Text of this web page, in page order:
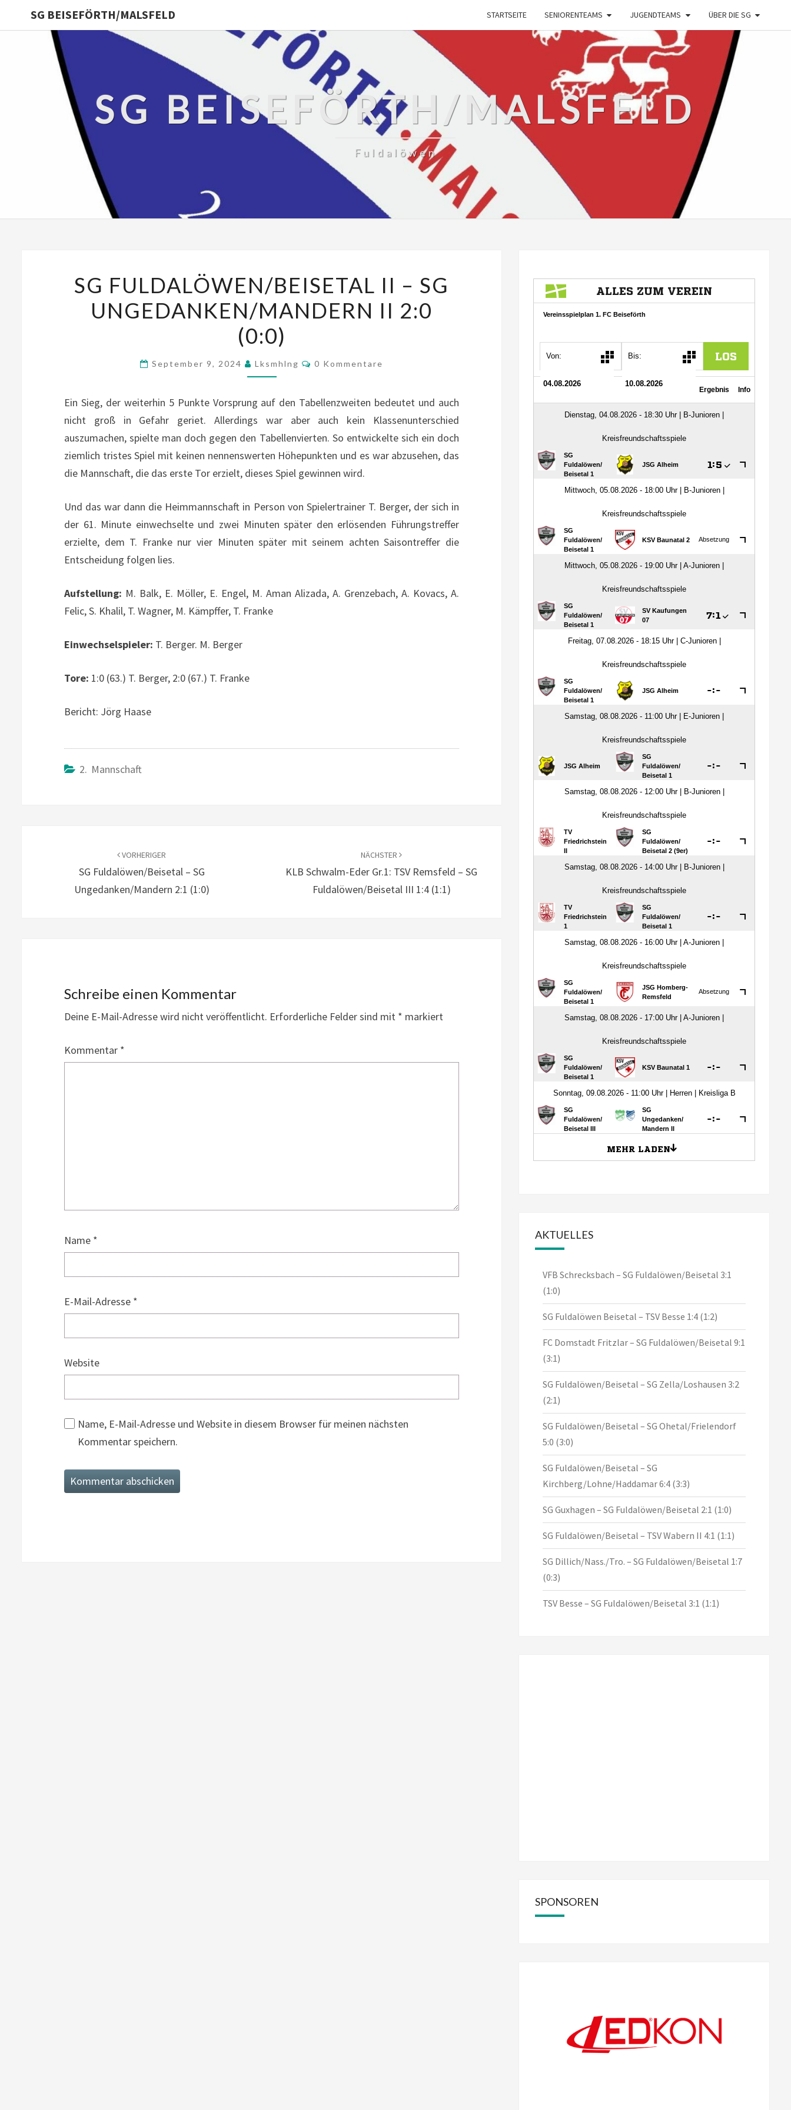
SG BEISEFÖRTH/MALSFELD STARTSEITE SENIORENTEAMS JUGENDTEAMS ÜBER DIE SG
SG BEISEFÖRTH/MALSFELD
Fuldalöwen
FULDALÖWEN/BEISETAL
II
–
SG
II
(0:0)
SG FULDALÖWEN/BEISETAL II – SG
UNGEDANKEN/MANDERN II 2:0
(0:0)
September 9, 2024 Lksmhlng Kommentare
0 Kommentare
Ein Sieg, der weiterhin 5 Punkte Vorsprung auf den Tabellenzweiten bedeutet und auch
nicht groß in Gefahr geriet. Allerdings war aber auch kein Klassenunterschied
auszumachen, spielte man doch gegen den Tabellenvierten. So entwickelte sich ein doch
ziemlich tristes Spiel mit keinen nennenswerten Höhepunkten und es war abzusehen, das
die Mannschaft, die das erste Tor erzielt, dieses Spiel gewinnen wird.
Und das war dann die Heimmannschaft in Person von Spielertrainer T. Berger, der sich in
der 61. Minute einwechselte und zwei Minuten später den erlösenden Führungstreffer
erzielte, dem T. Franke nur vier Minuten später mit seinem achten Saisontreffer die
Entscheidung folgen lies.
Aufstellung: M. Balk, E. Möller, E. Engel, M. Aman Alizada, A. Grenzebach, A. Kovacs, A.
Felic, S. Khalil, T. Wagner, M. Kämpffer, T. Franke
Einwechselspieler: T. Berger. M. Berger
Tore: 1:0 (63.) T. Berger, 2:0 (67.) T. Franke
Bericht: Jörg Haase
2. Mannschaft
VORHERIGER
SG Fuldalöwen/Beisetal – SG
Ungedanken/Mandern 2:1 (1:0)
NÄCHSTER
KLB Schwalm-Eder Gr.1: TSV Remsfeld – SG
Fuldalöwen/Beisetal III 1:4 (1:1)
Schreibe einen Kommentar
Deine E-Mail-Adresse wird nicht veröffentlicht. Erforderliche Felder sind mit * markiert
Kommentar *
Name *
E-Mail-Adresse *
Website
Name, E-Mail-Adresse und Website in diesem Browser für meinen nächsten
Kommentar speichern.
AKTUELLES
VFB Schrecksbach – SG Fuldalöwen/Beisetal 3:1
(1:0)
SG Fuldalöwen Beisetal – TSV Besse 1:4 (1:2)
FC Domstadt Fritzlar – SG Fuldalöwen/Beisetal 9:1
(3:1)
SG Fuldalöwen/Beisetal – SG Zella/Loshausen 3:2
(2:1)
SG Fuldalöwen/Beisetal – SG Ohetal/Frielendorf
5:0 (3:0)
SG Fuldalöwen/Beisetal – SG
Kirchberg/Lohne/Haddamar 6:4 (3:3)
SG Guxhagen – SG Fuldalöwen/Beisetal 2:1 (1:0)
SG Fuldalöwen/Beisetal – TSV Wabern II 4:1 (1:1)
SG Dillich/Nass./Tro. – SG Fuldalöwen/Beisetal 1:7
(0:3)
TSV Besse – SG Fuldalöwen/Beisetal 3:1 (1:1)
SPONSOREN